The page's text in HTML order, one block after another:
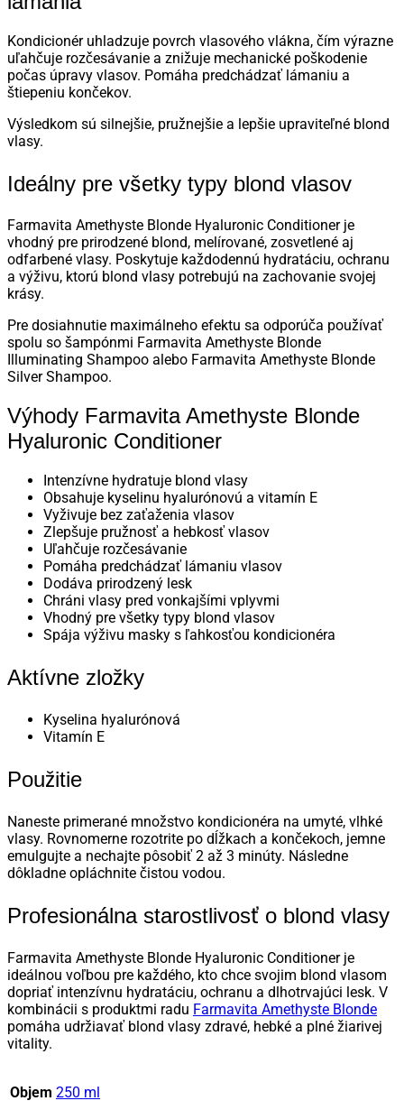
Kondicionér uhladzuje povrch vlasového vlákna, čím výrazne
uľahčuje rozčesávanie a znižuje mechanické poškodenie
počas úpravy vlasov. Pomáha predchádzať lámaniu a
štiepeniu končekov.
Výsledkom sú silnejšie, pružnejšie a lepšie upraviteľné blond
vlasy.
Ideálny pre všetky typy blond vlasov
Farmavita Amethyste Blonde Hyaluronic Conditioner je
vhodný pre prirodzené blond, melírované, zosvetlené aj
odfarbené vlasy. Poskytuje každodennú hydratáciu, ochranu
a výživu, ktorú blond vlasy potrebujú na zachovanie svojej
krásy.
Pre dosiahnutie maximálneho efektu sa odporúča používať
spolu so šampónmi Farmavita Amethyste Blonde
Illuminating Shampoo alebo Farmavita Amethyste Blonde
Silver Shampoo.
Výhody Farmavita Amethyste Blonde
Hyaluronic Conditioner
Intenzívne hydratuje blond vlasy
Obsahuje kyselinu hyalurónovú a vitamín E
Vyživuje bez zaťaženia vlasov
Zlepšuje pružnosť a hebkosť vlasov
Uľahčuje rozčesávanie
Pomáha predchádzať lámaniu vlasov
Dodáva prirodzený lesk
Chráni vlasy pred vonkajšími vplyvmi
Vhodný pre všetky typy blond vlasov
Spája výživu masky s ľahkosťou kondicionéra
Aktívne zložky
Kyselina hyalurónová
Vitamín E
Použitie
Naneste primerané množstvo kondicionéra na umyté, vlhké
vlasy. Rovnomerne rozotrite po dĺžkach a končekoch, jemne
emulgujte a nechajte pôsobiť 2 až 3 minúty. Následne
dôkladne opláchnite čistou vodou.
Profesionálna starostlivosť o blond vlasy
Farmavita Amethyste Blonde Hyaluronic Conditioner je
ideálnou voľbou pre každého, kto chce svojim blond vlasom
dopriať intenzívnu hydratáciu, ochranu a dlhotrvajúci lesk. V
kombinácii s produktmi radu Farmavita Amethyste Blonde
pomáha udržiavať blond vlasy zdravé, hebké a plné žiarivej
vitality.
Objem 250 ml